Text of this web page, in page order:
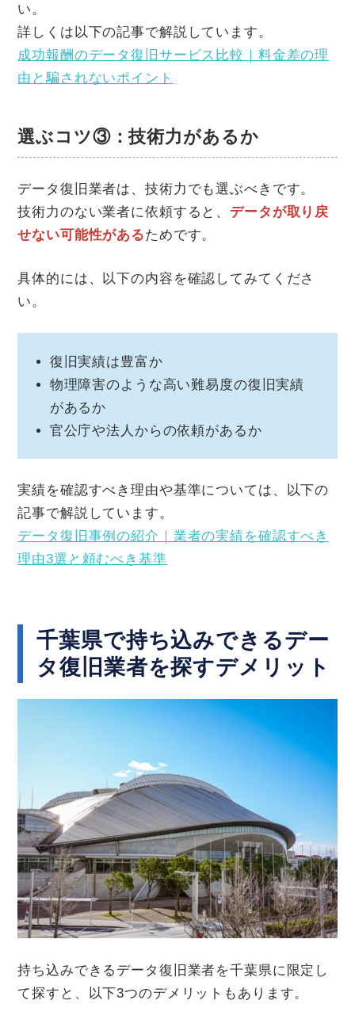
い。
詳しくは以下の記事で解説しています。
成功報酬のデータ復旧サービス比較｜料金差の理
由と騙されないポイント
選ぶコツ③：技術力があるか
データ復旧業者は、技術力でも選ぶべきです。
技術力のない業者に依頼すると、 データが取り戻
せない可能性があるためです。
具体的には、以下の内容を確認してみてくださ
い。
復旧実績は豊富か
物理障害のような高い難易度の復旧実績
があるか
官公庁や法人からの依頼があるか
実績を確認すべき理由や基準については、以下の
記事で解説しています。
データ復旧事例の紹介｜業者の実績を確認すべき
理由3選と頼むべき基準
千葉県で持ち込みできるデー
タ復旧業者を探すデメリット
持ち込みできるデータ復旧業者を千葉県に限定し
て探すと、以下3つのデメリットもあります。